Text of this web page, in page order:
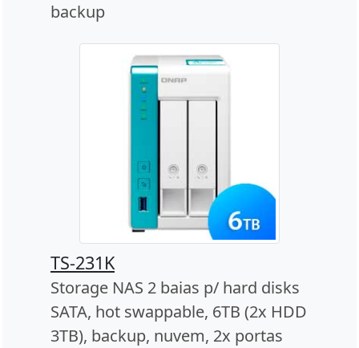
backup
TS-231K
Storage NAS 2 baias p/ hard disks
SATA, hot swappable, 6TB (2x HDD
3TB), backup, nuvem, 2x portas